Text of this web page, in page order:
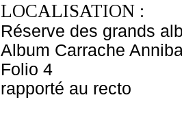
LOCALISATION :
Réserve des grands
Album Carrache
Folio 4
rapporté au recto